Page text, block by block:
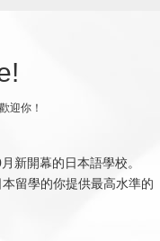
迎你！
新開幕的日本語學校。
留學的你提供最高水準的